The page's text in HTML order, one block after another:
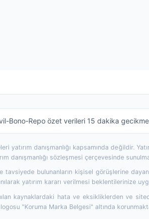
Bono-Repo özet verileri 15 dakika
yatırım danışmanlığı kapsamında değildir.
danışmanlığı sözleşmesi çerçevesinde
bulunanların kişisel görüşlerine
yatırım kararı verilmesi beklentilerinize
kaynaklardaki hata ve eksikliklerden ve
"Koruma Marka Belgesi" altında